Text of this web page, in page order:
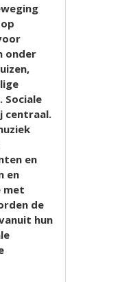
onder
Sociale
centraal.
en
en
met
de
hun